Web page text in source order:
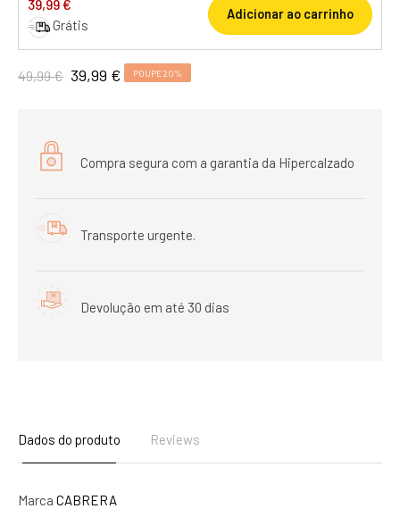
39,99 €
Grátis
Adicionar ao carrinho
49,99 € 39,99 € POUPE 20%
Compra segura com a garantia da Hipercalzado
Transporte urgente.
Devolução em até 30 dias
Dados do produto Reviews
Marca CABRERA